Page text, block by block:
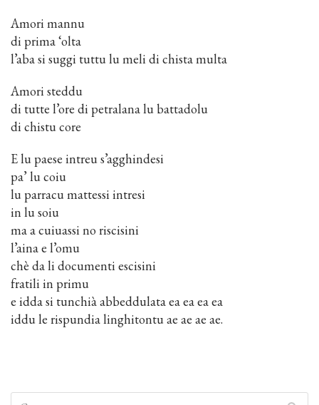
Amori mannu
di prima ‘olta
l’aba si suggi tuttu lu meli di chista multa
Amori steddu
di tutte l’ore di petralana lu battadolu
di chistu core
E lu paese intreu s’agghindesi
pa’ lu coiu
lu parracu mattessi intresi
in lu soiu
ma a cuiuassi no riscisini
l’aina e l’omu
chè da li documenti escisini
fratili in primu
e idda si tunchià abbeddulata ea ea ea ea
iddu le rispundia linghitontu ae ae ae ae.